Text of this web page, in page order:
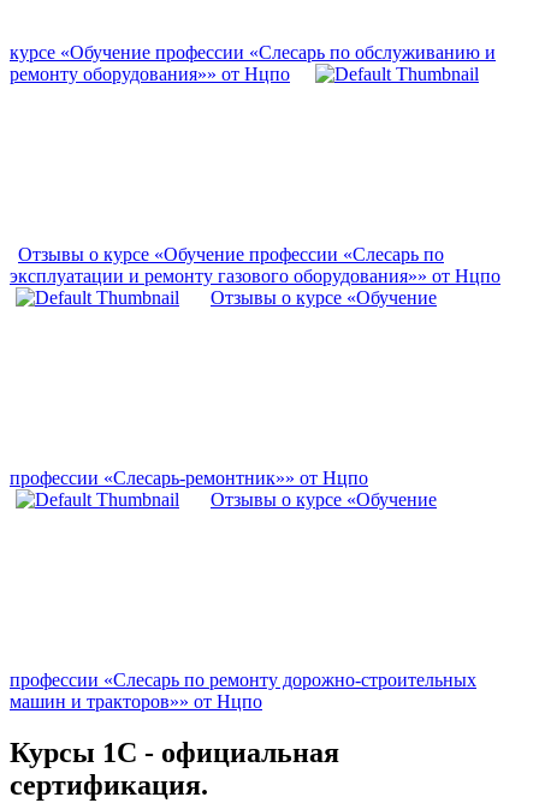
курсе «Обучение профессии «Слесарь по обслуживанию и
ремонту оборудования»» от Нцпо
Отзывы о курсе «Обучение профессии «Слесарь по
эксплуатации и ремонту газового оборудования»» от Нцпо
Отзывы о курсе «Обучение
профессии «Слесарь-ремонтник»» от Нцпо
Отзывы о курсе «Обучение
профессии «Слесарь по ремонту дорожно-строительных
машин и тракторов»» от Нцпо
Курсы 1С - официальная
сертификация.